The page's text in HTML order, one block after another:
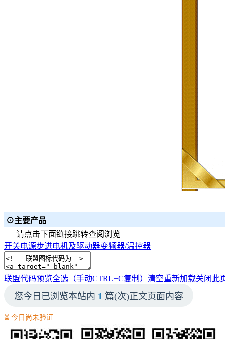
⊙主要产品
请点击下面链接跳转查阅浏览
开关电源步进电机及驱动器变频器/温控器
联盟代码预览全选（手动CTRL+C复制） 清空重新加载关闭此
您今日已浏览本站内 1 篇(次)正文页面内容
⏳ 今日尚未验证